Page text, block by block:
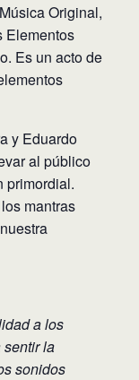
Original,
Elementos
Es un acto de
y Eduardo
al público
primordial.
mantras
a los
sentir la
sonidos